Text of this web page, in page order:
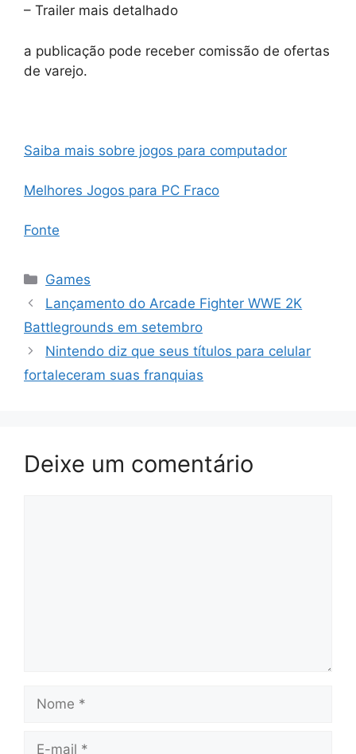
– Trailer mais detalhado
a publicação pode receber comissão de ofertas
de varejo.
Saiba mais sobre jogos para computador
Melhores Jogos para PC Fraco
Fonte
Categorias
Games
Lançamento do Arcade Fighter WWE 2K
Battlegrounds em setembro
Nintendo diz que seus títulos para celular
fortaleceram suas franquias
Deixe um comentário
Nome